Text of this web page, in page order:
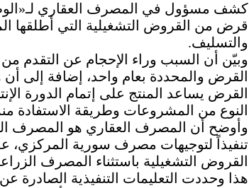
كشف مسؤول في المصرف العقاري
قرض من القروض التشغيلية التي أطلقها
والتسليف.
وبيّن أن السبب وراء الإحجام عن التقدم
القرض والمحددة بعام واحد، إضافة إلى
القرض يساعد المنتج على إتمام الدورة
النوع من المشروعات وطريقة الاستفادة
وأوضح أن المصرف العقاري هو المصرف
تنفيذاً لتوجيهات مصرف سورية المركزي،
القروض التشغيلية باستثناء المصرف
هذا وحددت التعليمات التنفيذية الصادرة